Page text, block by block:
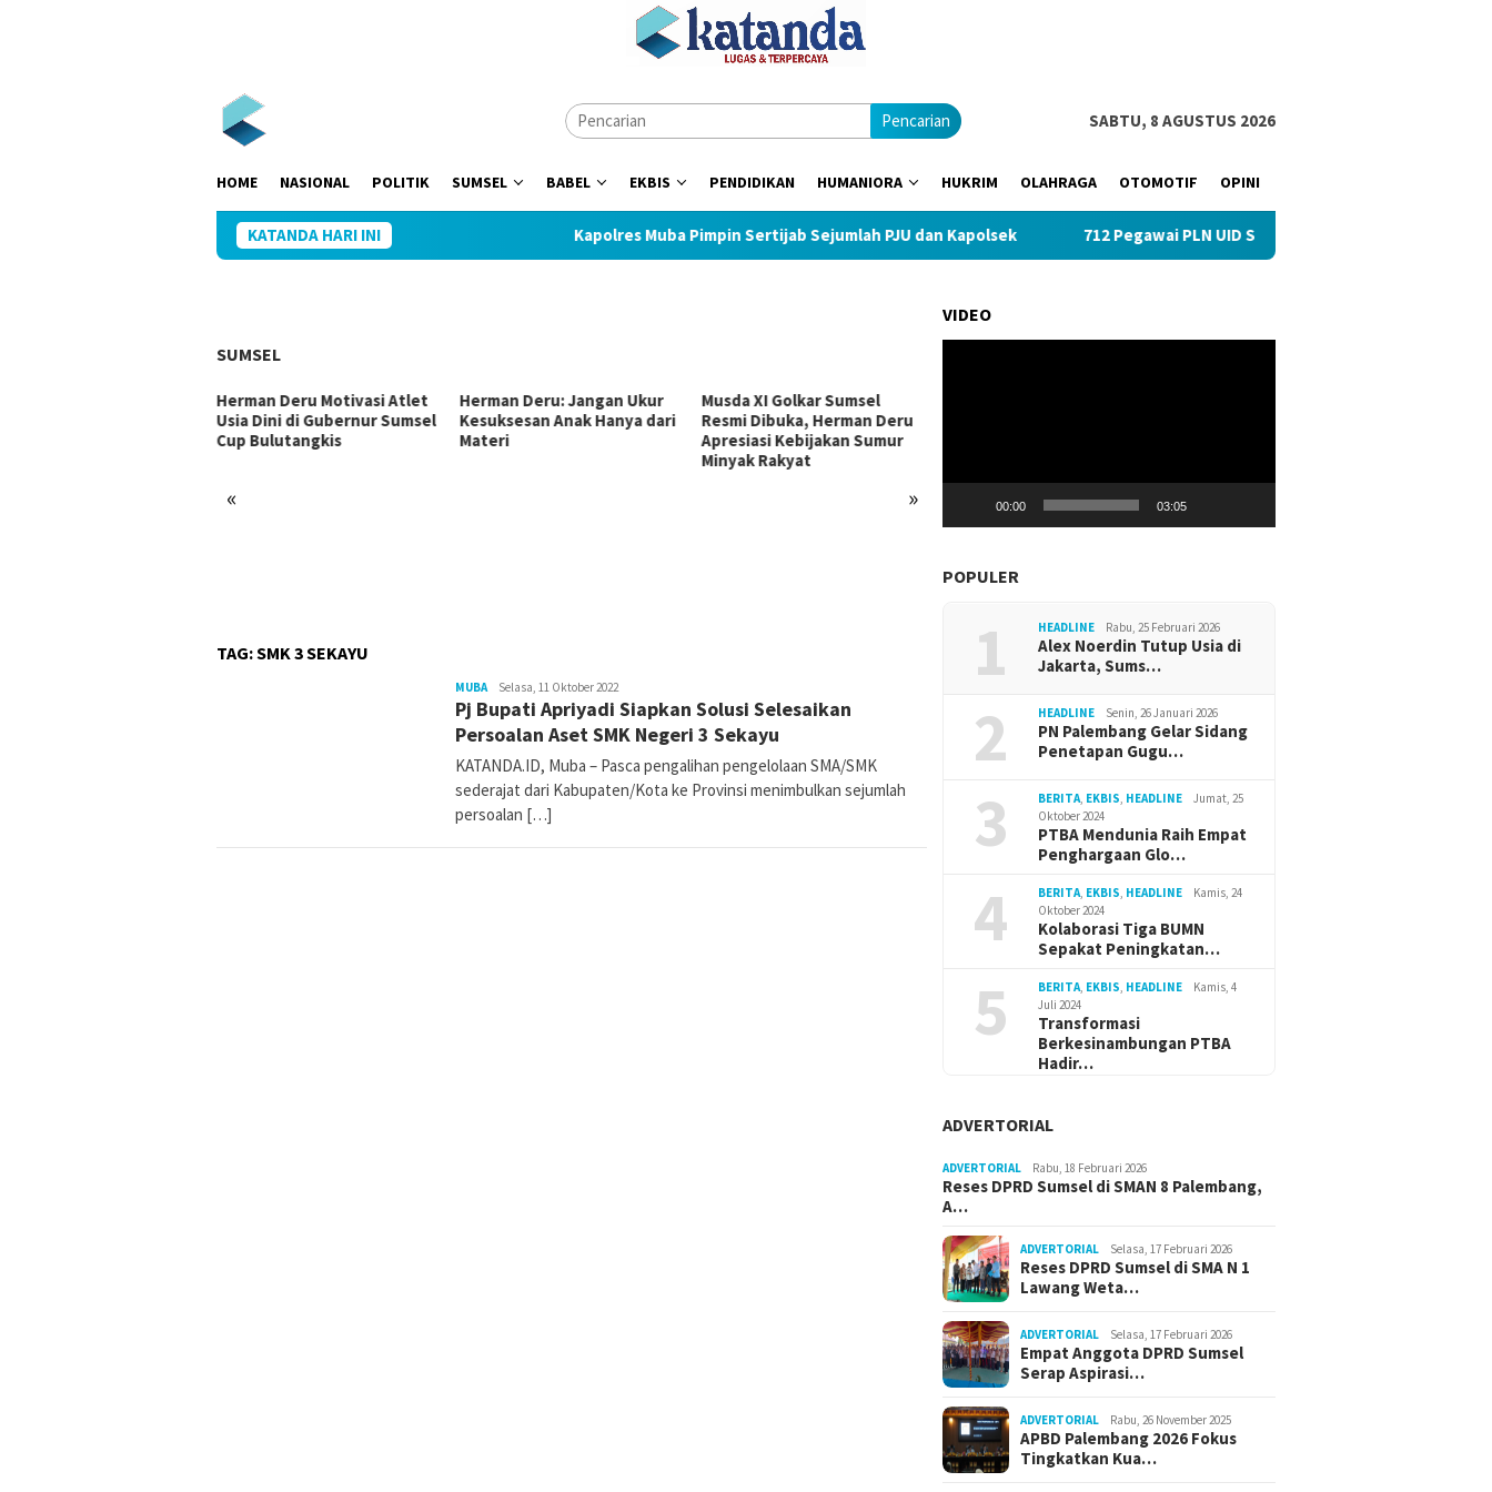
Pencarian SABTU, 8 AGUSTUS 2026
HOME NASIONAL POLITIK SUMSEL BABEL EKBIS PENDIDIKAN HUMANIORA HUKRIM OLAHRAGA OTOMOTIF OPINI
KATANDA HARI INI Kapolres Muba Pimpin Sertijab Sejumlah PJU dan Kapolsek 712 Pegawai PLN UID S2JB Tekan Emisi Lewat Clean Energy
SUMSEL
« »
Herman Deru Motivasi Atlet
Usia Dini di Gubernur Sumsel
Cup Bulutangkis
Herman Deru: Jangan Ukur
Kesuksesan Anak Hanya dari
Materi
Musda XI Golkar Sumsel
Resmi Dibuka, Herman Deru
Apresiasi Kebijakan Sumur
Minyak Rakyat
TAG:SMK 3 SEKAYU
MUBA redaktur
Selasa, 11 Oktober 2022
Pj Bupati Apriyadi Siapkan Solusi Selesaikan
Persoalan Aset SMK Negeri 3 Sekayu
KATANDA.ID, Muba – Pasca pengalihan pengelolaan SMA/SMK
sederajat dari Kabupaten/Kota ke Provinsi menimbulkan sejumlah
persoalan […]
VIDEO
00:00 03:05
POPULER
1 HEADLINE Rabu, 25 Februari 2026
Alex Noerdin Tutup Usia di
Jakarta, Sums…
2 HEADLINE Senin, 26 Januari 2026
PN Palembang Gelar Sidang
Penetapan Gugu…
3 BERITA EKBIS HEADLINE
Jumat, 25
Oktober 2024
PTBA Mendunia Raih Empat
Penghargaan Glo…
4 BERITA EKBIS HEADLINE
Kamis, 24
Oktober 2024
Kolaborasi Tiga BUMN
Sepakat Peningkatan…
5 BERITA EKBIS HEADLINE
Kamis, 4
Juli 2024
Transformasi
Berkesinambungan PTBA
Hadir…
ADVERTORIAL
ADVERTORIAL Rabu, 18 Februari 2026
Reses DPRD Sumsel di SMAN 8 Palembang,
A…
ADVERTORIAL Selasa, 17 Februari 2026
Reses DPRD Sumsel di SMA N 1
Lawang Weta…
ADVERTORIAL Selasa, 17 Februari 2026
Empat Anggota DPRD Sumsel
Serap Aspirasi…
ADVERTORIAL Rabu, 26 November 2025
APBD Palembang 2026 Fokus
Tingkatkan Kua…